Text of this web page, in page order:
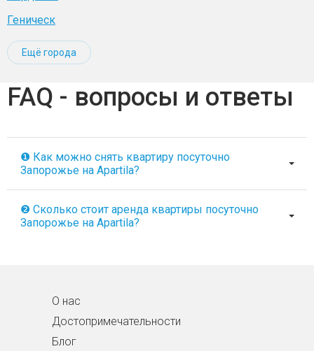
Геническ
Ещё города
FAQ - вопросы и ответы
❶ Как можно снять квартиру посуточно
Запорожье на Apartila?
❷ Сколько стоит аренда квартиры посуточно
Запорожье на Apartila?
О нас
Достопримечательности
Блог